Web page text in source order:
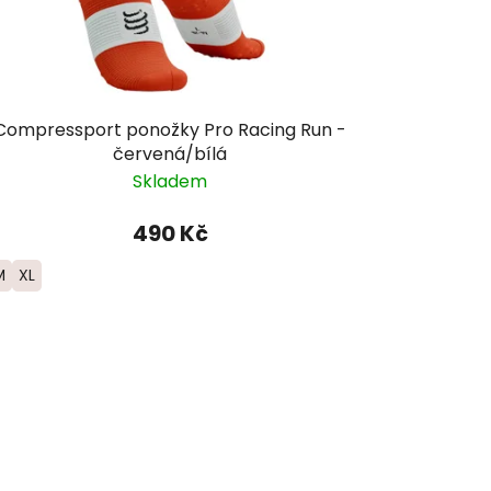
ponožky Pro Racing Run -
červená/bílá
Skladem
490 Kč
XL